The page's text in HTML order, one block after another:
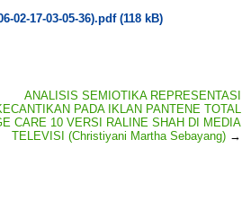
02-17-03-05-36).pdf (118 kB)
ANALISIS SEMIOTIKA REPRESENTASI
PADA IKLAN PANTENE TOTAL
CARE 10 VERSI RALINE SHAH DI MEDIA
TELEVISI (Christiyani Martha Sebayang) →